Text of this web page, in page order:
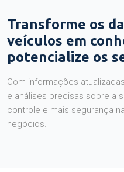
Transforme os
veículos em
potencialize os
Com informações
e análises precisas sobre a
controle e mais segurança
negócios.